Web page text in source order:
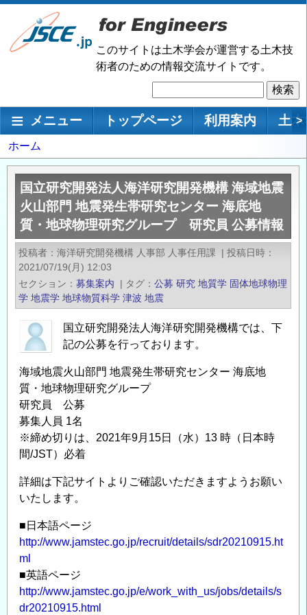
メ
ン
移
このサイトは土木学会が運営する土木技
術者のための情報交流サイトです。
索
メインナビゲーション
メニュー トップページ 利用案内 土 >
パ
ン
く
ホーム
国立研究開発法人海洋研究開発機構 海域地震
火山部門 地震発生帯研究センター 海底地
質・地球物理研究グループ 研究員 公募情報
投稿者 海洋研究開発機構 人事部 人事任用課 | 投稿日時
2021/07/19(月) 12:03
セクション
募集案内 | タグ 公募 研究 地質学 固体地球物理
学 地震学 地球物質科学 津波 地震
国立研究開発法人海洋研究開発機構では、下
記の公募を行っております。
海域地震火山部門 地震発生帯研究センター 海底地
質・地球物理研究グループ
研究員 公募
募集人員 1名
※締め切りは、2021年9月15日（水）13 時（日本時
間/JST）必着
詳細は下記サイトよりご確認いただきますようお願い
いたします。
■日本語ページ
http://www.jamstec.go.jp/recruit/details/sdr20210915.ht
ml
■英語ページ
http://www.jamstec.go.jp/e/work_with_us/jobs/details/s
dr20210915.html